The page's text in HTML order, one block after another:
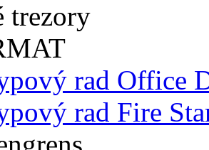
trezory
rad Office
rad Fire